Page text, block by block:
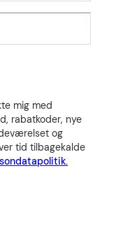
mig med
rabatkoder, nye
og
tid tilbagekalde